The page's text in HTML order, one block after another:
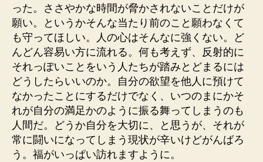
った。ささやかな時間が脅かされないことだけが
願い。というかそんな当たり前のこと願わなくて
も守ってほしい。人の心はそんなに強くない。ど
んどん容易い方に流れる。何も考えず、反射的に
それっぽいことをいう人たちが踏みとどまるには
どうしたらいいのか。自分の欲望を他人に預けて
なかったことにするだけでなく、いつのまにかそ
れが自分の満足かのように振る舞ってしまうのも
人間だ。どうか自分を大切に、と思うが、それが
常に闘いになってしまう現状が辛いけどがんばろ
う。福がいっぱい訪れますように。